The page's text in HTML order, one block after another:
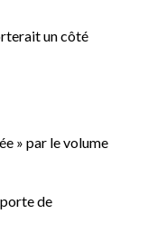
un côté
» par le volume
de